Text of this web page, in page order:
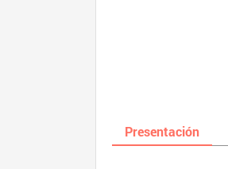
Presentación